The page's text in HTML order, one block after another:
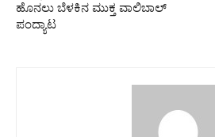
ಹೊನಲು ಬೆಳಕಿನ ಮುಕ್ತ ವಾಲಿಬಾಲ್
ಪಂದ್ಯಾಟ